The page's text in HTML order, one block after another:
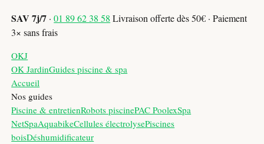
SAV 7j/7 ·01 89 62 38 58 Livraison offerte dès 50€ · Paiement
3× sans frais
OKJ
OK JardinGuides piscine & spa
Accueil
Nos guides
Piscine & entretienRobots piscinePAC PoolexSpa
NetSpaAquabikeCellules électrolysePiscines
boisDéshumidificateur